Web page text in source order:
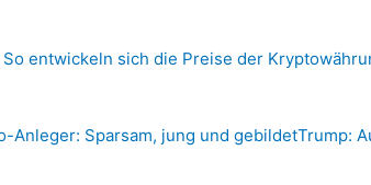
So entwickeln sich die Preise der
Anleger: Sparsam, jung und gebildetTrump: